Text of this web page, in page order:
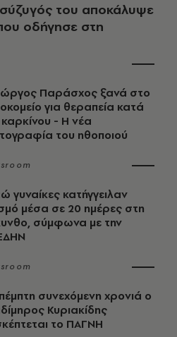
του αποκάλυψε
οδήγησε στη
Παράσχος ξανά στο
για θεραπεία κατά
- Η νέα
του ηθοποιού
γυναίκες κατήγγειλαν
μέσα σε 20 ημέρες στη
σύμφωνα με την
συνεχόμενη χρονιά ο
Κυριακίδης
το ΠΑΓΝΗ